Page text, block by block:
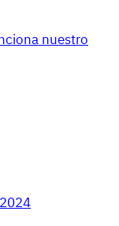
nuestro